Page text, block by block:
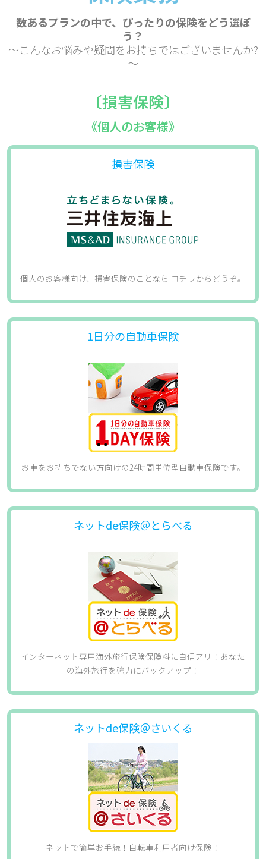
数あるプランの中で、ぴったりの保険をどう選ぼ
う？
～こんなお悩みや疑問をお持ちではございませんか?
～
〔損害保険〕
《個人のお客様》
損害保険
個人のお客様向け、損害保険のことなら コチラからどうぞ。​
1日分の自動車保険
お車をお持ちでない方向けの24時間単位型自動車保険です。
ネットde保険＠とらべる
インターネット専用海外旅行保険保険料に自信アリ！あなた
の海外旅行を強力にバックアップ！​
ネットde保険＠さいくる
ネットで簡単お手続！自転車利用者向け保険！​